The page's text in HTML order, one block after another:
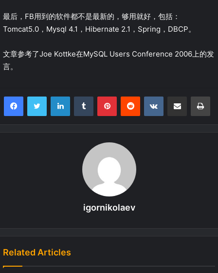
最后，FB用到的软件都不是最新的，够用就好，包括：
Tomcat5.0，Mysql 4.1，Hibernate 2.1，Spring，DBCP。
文章参考了Joe Kottke在MySQL Users Conference 2006上的发
言。
igornikolaev
Related Articles